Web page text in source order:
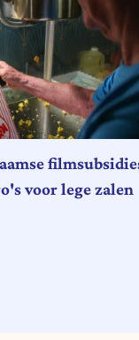
voor lege zalen